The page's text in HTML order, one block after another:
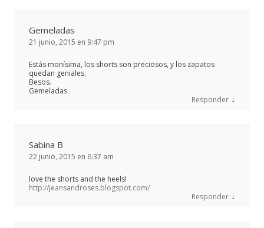
Gemeladas
21 junio, 2015 en 9:47 pm
Estás monísima, los shorts son preciosos, y los zapatos
quedan geniales.
Besos.
Gemeladas
Responder ↓
Sabina B
22 junio, 2015 en 6:37 am
love the shorts and the heels!
http://jeansandroses.blogspot.com/
Responder ↓